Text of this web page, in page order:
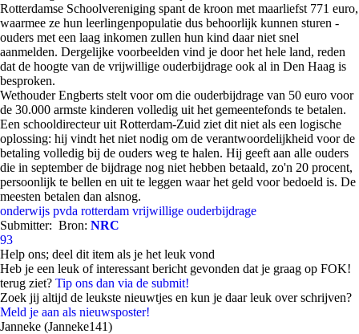
Rotterdamse Schoolvereniging spant de kroon met maarliefst 771 euro,
waarmee ze hun leerlingenpopulatie dus behoorlijk kunnen sturen -
ouders met een laag inkomen zullen hun kind daar niet snel
aanmelden. Dergelijke voorbeelden vind je door het hele land, reden
dat de hoogte van de vrijwillige ouderbijdrage ook al in Den Haag is
besproken.
Wethouder Engberts stelt voor om die ouderbijdrage van 50 euro voor
de 30.000 armste kinderen volledig uit het gemeentefonds te betalen.
Een schooldirecteur uit Rotterdam-Zuid ziet dit niet als een logische
oplossing: hij vindt het niet nodig om de verantwoordelijkheid voor de
betaling volledig bij de ouders weg te halen. Hij geeft aan alle ouders
die in september de bijdrage nog niet hebben betaald, zo'n 20 procent,
persoonlijk te bellen en uit te leggen waar het geld voor bedoeld is. De
meesten betalen dan alsnog.
onderwijs pvda rotterdam vrijwillige ouderbijdrage
Submitter: Bron: NRC
93
Help ons; deel dit item als je het leuk vond
Heb je een leuk of interessant bericht gevonden dat je graag op FOK!
terug ziet? Tip ons dan via de submit!
Zoek jij altijd de leukste nieuwtjes en kun je daar leuk over schrijven?
Meld je aan als nieuwsposter!
Janneke (Janneke141)